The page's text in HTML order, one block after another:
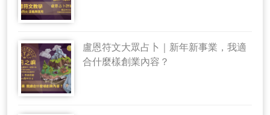
盧恩符文大眾占卜｜新年新事業，我適
合什麼樣創業內容？